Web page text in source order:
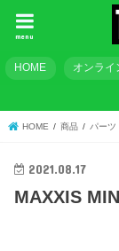
menu
HOME オンライ
HOME 商品 パーツ
2021.08.17
MAXXIS